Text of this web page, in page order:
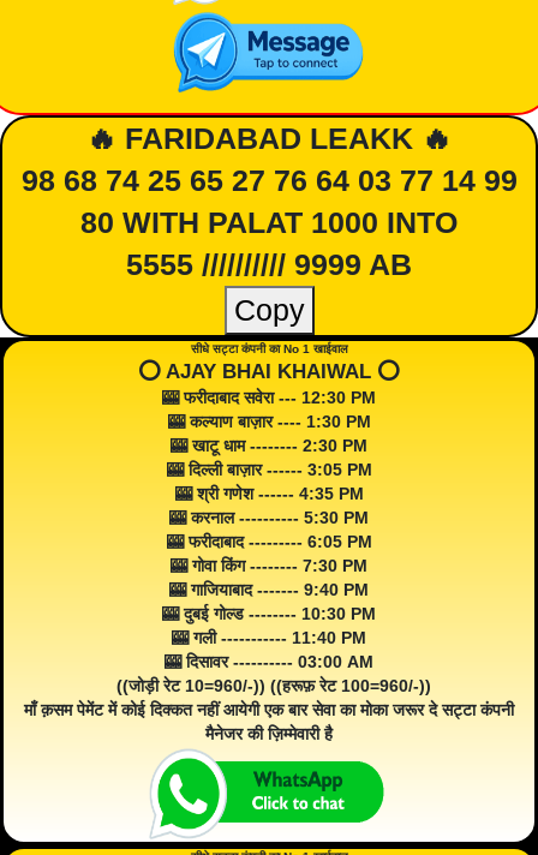
🔥 FARIDABAD LEAKK 🔥
98 68 74 25 65 27 76 64 03 77 14 99
80 WITH PALAT 1000 INTO
5555 ////////// 9999 AB
Copy
सीधे सट्टा कंपनी का No 1 खाईवाल
⭕️ AJAY BHAI KHAIWAL ⭕️
🎰 फरीदाबाद सवेरा --- 12:30 PM
🎰 कल्याण बाज़ार ---- 1:30 PM
🎰 खाटू धाम -------- 2:30 PM
🎰 दिल्ली बाज़ार ------ 3:05 PM
🎰 श्री गणेश ------ 4:35 PM
🎰 करनाल ---------- 5:30 PM
🎰 फरीदाबाद --------- 6:05 PM
🎰 गोवा किंग -------- 7:30 PM
🎰 गाजियाबाद ------- 9:40 PM
🎰 दुबई गोल्ड -------- 10:30 PM
🎰 गली ----------- 11:40 PM
🎰 दिसावर ---------- 03:00 AM
((जोड़ी रेट 10=960/-)) ((हरूफ़ रेट 100=960/-))
माँ क़सम पेमेंट में कोई दिक्कत नहीं आयेगी एक बार सेवा का मोका जरूर दे सट्टा कंपनी
मैनेजर की ज़िम्मेवारी है